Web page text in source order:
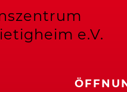
e.V.